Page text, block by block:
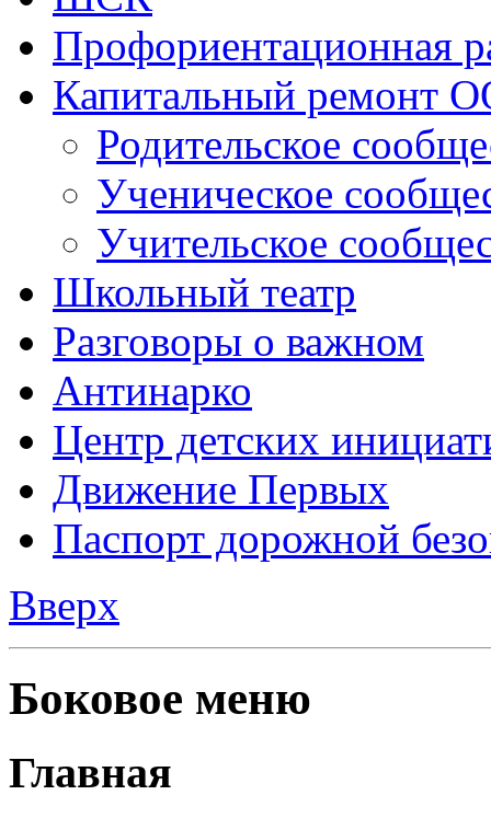
Профориентационная
Капитальный ремонт
Родительское
Ученическое
Учительское
Школьный театр
Разговоры о важном
Антинарко
Центр детских
Движение Первых
Паспорт дорожной
Вверх
Боковое меню
Главная